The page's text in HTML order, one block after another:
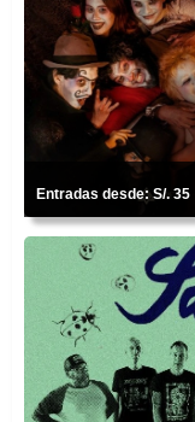
Entradas desde: S/. 35